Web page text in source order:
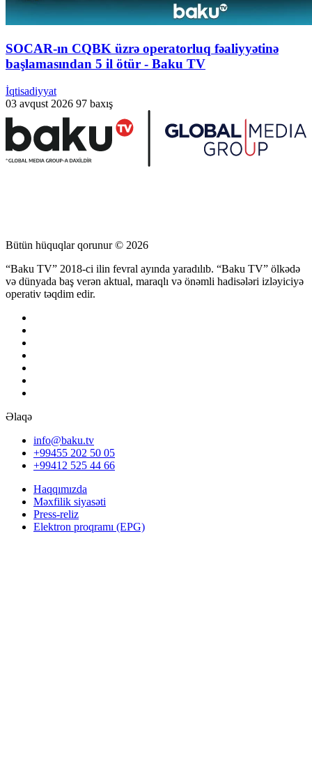
SOCAR-ın CQBK üzrə operatorluq fəaliyyətinə
başlamasından 5 il ötür - Baku TV
İqtisadiyyat
03 avqust 2026 97 baxış
Bütün hüquqlar qorunur © 2026
“Baku TV” 2018-ci ilin fevral ayında yaradılıb. “Baku TV” ölkədə
və dünyada baş verən aktual, maraqlı və önəmli hadisələri izləyiciyə
operativ təqdim edir.
Əlaqə
info@baku.tv
+99455 202 50 05
+99412 525 44 66
Haqqımızda
Məxfilik siyasəti
Press-reliz
Elektron proqramı (EPG)